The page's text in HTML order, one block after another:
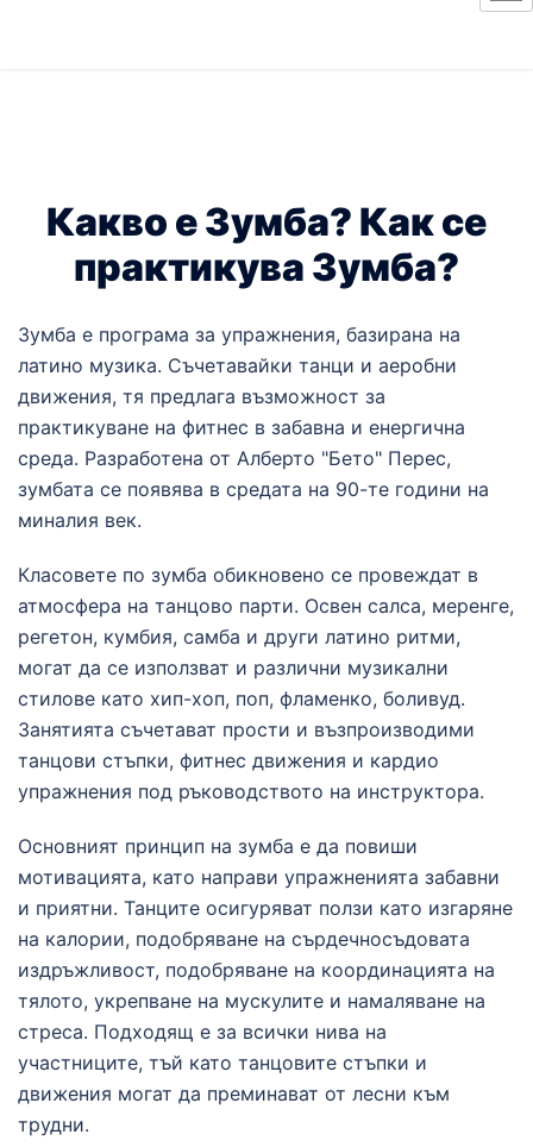
Какво е Зумба? Как се
практикува Зумба?
Зумба е програма за упражнения, базирана на
латино музика. Съчетавайки танци и аеробни
движения, тя предлага възможност за
практикуване на фитнес в забавна и енергична
среда. Разработена от Алберто "Бето" Перес,
зумбата се появява в средата на 90-те години на
миналия век.
Класовете по зумба обикновено се провеждат в
атмосфера на танцово парти. Освен салса, меренге,
регетон, кумбия, самба и други латино ритми,
могат да се използват и различни музикални
стилове като хип-хоп, поп, фламенко, боливуд.
Занятията съчетават прости и възпроизводими
танцови стъпки, фитнес движения и кардио
упражнения под ръководството на инструктора.
Основният принцип на зумба е да повиши
мотивацията, като направи упражненията забавни
и приятни. Танците осигуряват ползи като изгаряне
на калории, подобряване на сърдечносъдовата
издръжливост, подобряване на координацията на
тялото, укрепване на мускулите и намаляване на
стреса. Подходящ е за всички нива на
участниците, тъй като танцовите стъпки и
движения могат да преминават от лесни към
трудни.